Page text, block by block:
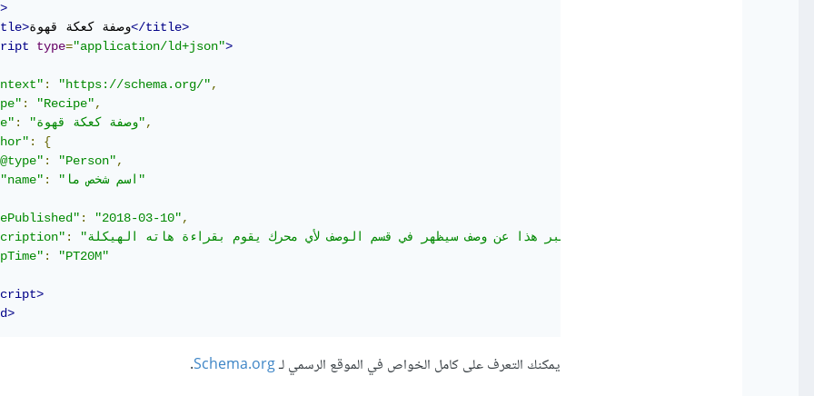
وصفة كعكة قهوة</title>
type="application/ld+json">
: "https://schema.org/",
: "Recipe",
: "وصفة كعكة قهوة",
:
{
: "Person",
"name" :
"اسم شخص ما"
: "2018-03-10",
:
:
"PT20M"
يمكنك التعرف على كامل الخواص في الموقع الرسمي لـSchema.org
.